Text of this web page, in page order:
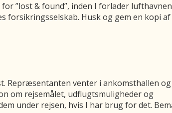
”lost & found”, inden I forlader
forsikringsselskab. Husk og gem en kopi af
Repræsentanten venter i ankomsthallen
om rejsemålet, udflugtsmuligheder og
under rejsen, hvis I har brug for det.